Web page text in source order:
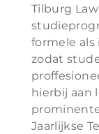
Tilburg
formele
zodat
hierbij aan
Jaarlijkse